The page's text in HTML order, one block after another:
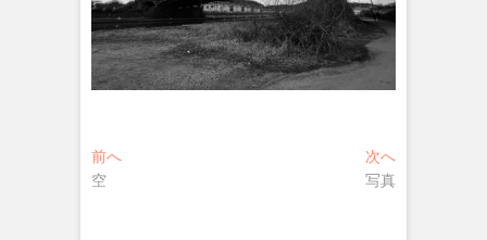
投
稿
前へ
空
次へ
写真